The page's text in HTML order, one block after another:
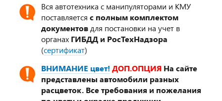
Вся автотехника с манипуляторами и КМУ
поставляется с полным комплектом
документов для постановки на учет в
органах ГИБДД и РосТехНадзора
(сертификат)
ВНИМАНИЕ цвет! ДОП.ОПЦИЯ На сайте
представлены автомобили разных
расцветок. Все требования и пожелания